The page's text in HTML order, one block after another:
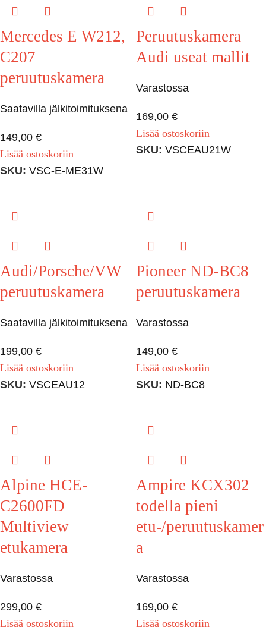
Mercedes E W212,
C207
peruutuskamera
Saatavilla jälkitoimituksena
149,00 €
Lisää ostoskoriin
SKU: VSC-E-ME31W
Peruutuskamera
Audi useat mallit
Varastossa
169,00 €
Lisää ostoskoriin
SKU: VSCEAU21W
Audi/Porsche/VW
peruutuskamera
Saatavilla jälkitoimituksena
199,00 €
Lisää ostoskoriin
SKU: VSCEAU12
Pioneer ND-BC8
peruutuskamera
Varastossa
149,00 €
Lisää ostoskoriin
SKU: ND-BC8
Alpine HCE-
C2600FD
Multiview
etukamera
Varastossa
299,00 €
Lisää ostoskoriin
Ampire KCX302
todella pieni
etu-/peruutuskamer
a
Varastossa
169,00 €
Lisää ostoskoriin